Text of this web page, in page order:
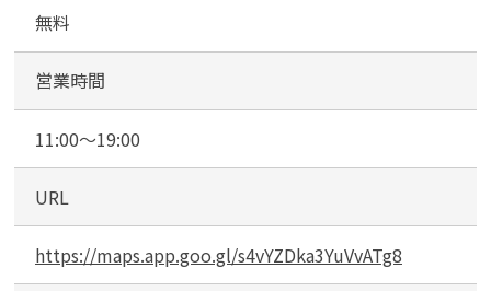
無料
営業時間
11:00～19:00
URL
https://maps.app.goo.gl/s4vYZDka3YuVvATg8